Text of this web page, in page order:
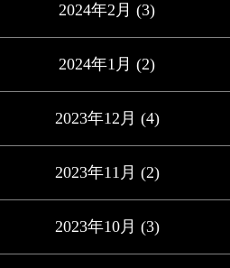
2024年2月 (3)
2024年1月 (2)
2023年12月 (4)
2023年11月 (2)
2023年10月 (3)